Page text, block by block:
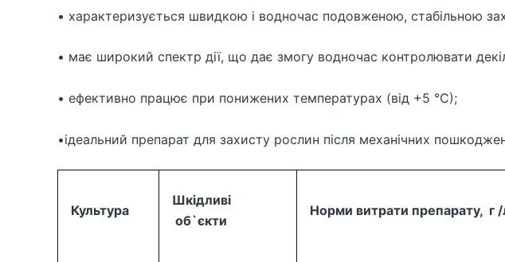
• характеризується швидкою і водночас подовженою, стабільною
• має широкий спектр дії, що дає змогу водночас контролювати
• ефективно працює при понижених температурах (від +5 °С);
•ідеальний препарат для захисту рослин після механічних
Культура
Шкідливі
об`єкти
Норми витрати препарату, г /